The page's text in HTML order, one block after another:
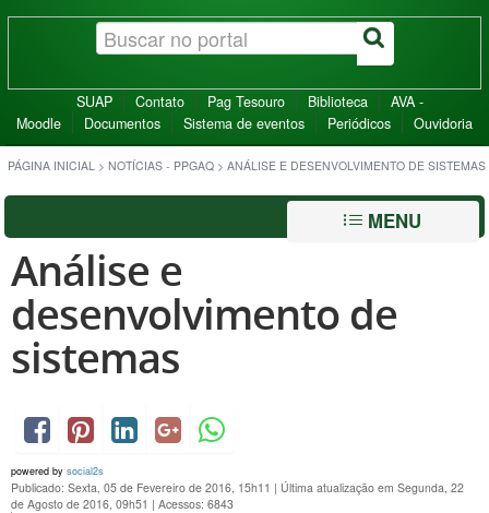
SUAP Contato Pag Tesouro Biblioteca
AVA -
Moodle
Documentos Sistema de eventos Periódicos Ouvidoria
PÁGINA INICIAL > NOTÍCIAS - PPGAQ > ANÁLISE E DESENVOLVIMENTO DE SISTEMAS
MENU
Análise e
desenvolvimento de
sistemas
powered by social2s
Publicado: Sexta, 05 de Fevereiro de 2016, 15h11 | Última atualização em Segunda, 22
de Agosto de 2016, 09h51 | Acessos: 6843